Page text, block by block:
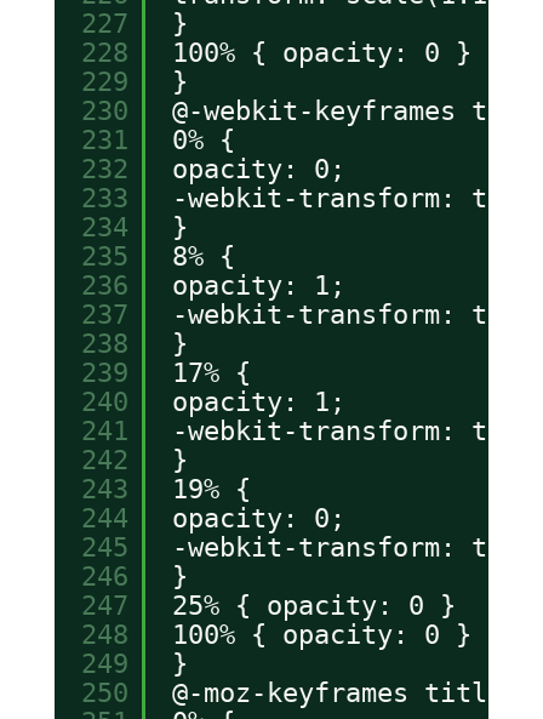
227
228
229
230
231
232
233
234
235
236
237
238
239
240
241
242
243
244
245
246
247
248
249
250
}
100% { opacity: 0 }
}
@-webkit-keyframes
0% {
opacity: 0;
-webkit-transform:
}
8% {
opacity: 1;
-webkit-transform:
}
17% {
opacity: 1;
-webkit-transform:
}
19% {
opacity: 0;
-webkit-transform:
}
25% { opacity: 0 }
100% { opacity: 0 }
}
@-moz-keyframes